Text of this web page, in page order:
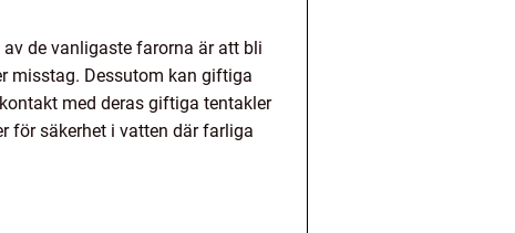
de vanligaste farorna är att bli
misstag. Dessutom kan giftiga
med deras giftiga tentakler
för säkerhet i vatten där farliga